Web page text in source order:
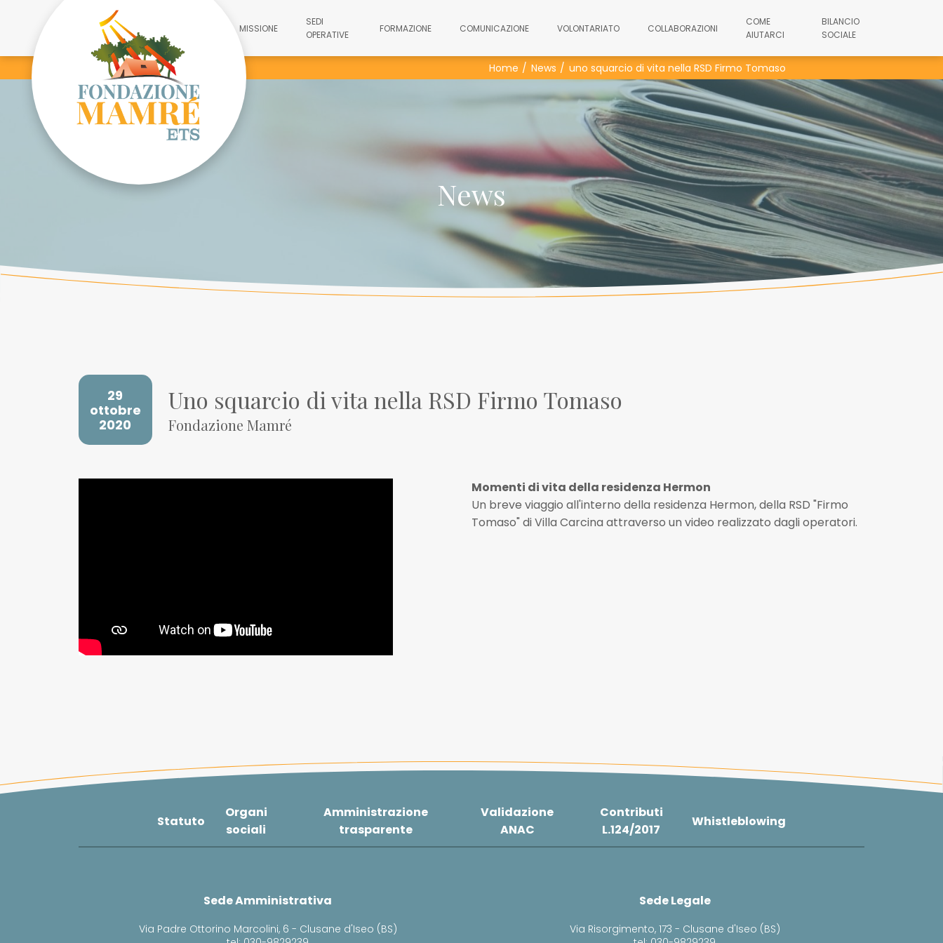
MISSIONE
SEDI
OPERATIVE
FORMAZIONE COMUNICAZIONE VOLONTARIATO COLLABORAZIONI
COME
AIUTARCI
BILANCIO
SOCIALE
Home News uno squarcio di vita nella RSD Firmo Tomaso
News
29
ottobre
2020
Uno squarcio di vita nella RSD Firmo Tomaso
Fondazione Mamré
Momenti di vita della residenza Hermon
Un breve viaggio all'interno della residenza Hermon, della RSD "Firmo
Tomaso" di Villa Carcina attraverso un video realizzato dagli operatori.
Statuto
Organi
sociali
Amministrazione
trasparente
Validazione
ANAC
Contributi
L.124/2017
Whistleblowing
Sede Amministrativa
Via Padre Ottorino Marcolini, 6 - Clusane d'Iseo (BS)
Sede Legale
Via Risorgimento, 173 - Clusane d'Iseo (BS)